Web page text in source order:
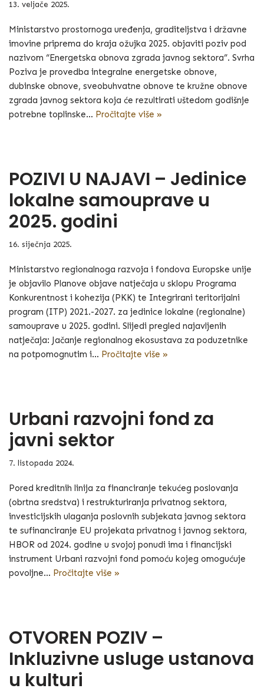
13. veljače 2025.
Ministarstvo prostornoga uređenja, graditeljstva i državne
imovine priprema do kraja ožujka 2025. objaviti poziv pod
nazivom “Energetska obnova zgrada javnog sektora”. Svrha
Poziva je provedba integralne energetske obnove,
dubinske obnove, sveobuhvatne obnove te kružne obnove
zgrada javnog sektora koja će rezultirati uštedom godišnje
potrebne toplinske… Pročitajte više »
POZIVI U NAJAVI – Jedinice
lokalne samouprave u
2025. godini
16. siječnja 2025.
Ministarstvo regionalnoga razvoja i fondova Europske unije
je objavilo Planove objave natječaja u sklopu Programa
Konkurentnost i kohezija (PKK) te Integrirani teritorijalni
program (ITP) 2021.-2027. za jedinice lokalne (regionalne)
samouprave u 2025. godini. Slijedi pregled najavljenih
natječaja: Jačanje regionalnog ekosustava za poduzetnike
na potpomognutim i… Pročitajte više »
Urbani razvojni fond za
javni sektor
7. listopada 2024.
Pored kreditnih linija za financiranje tekućeg poslovanja
(obrtna sredstva) i restrukturiranja privatnog sektora,
investicijskih ulaganja poslovnih subjekata javnog sektora
te sufinanciranje EU projekata privatnog i javnog sektora,
HBOR od 2024. godine u svojoj ponudi ima i financijski
instrument Urbani razvojni fond pomoću kojeg omogućuje
povoljne… Pročitajte više »
OTVOREN POZIV –
Inkluzivne usluge ustanova
u kulturi